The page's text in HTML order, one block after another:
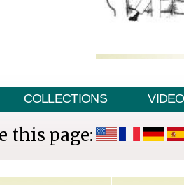
COLLECTIONS VIDEO
this page: